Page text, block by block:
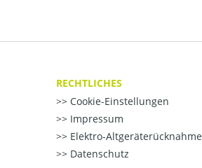
RECHTLICHES
Cookie-Einstellungen
Impressum
Elektro-Altgeräterücknahme
Datenschutz